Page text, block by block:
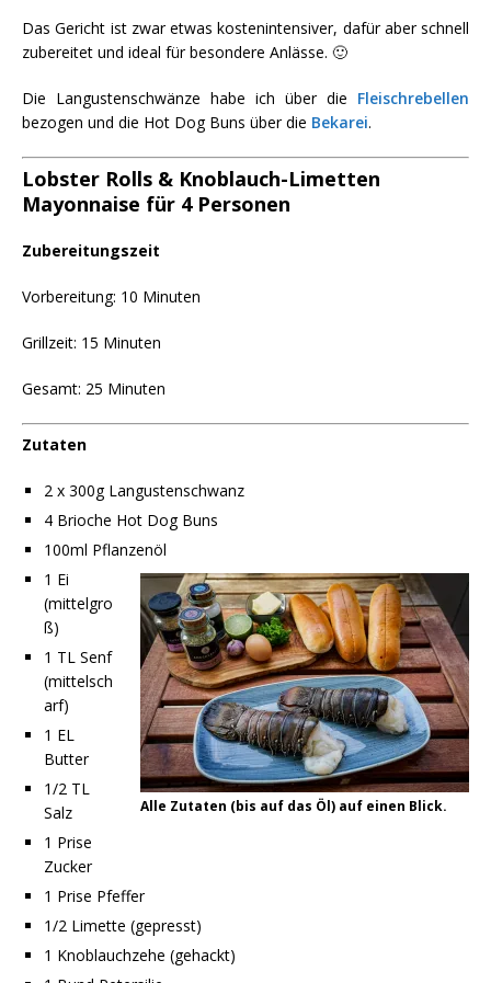
Das Gericht ist zwar etwas kostenintensiver, dafür aber schnell
zubereitet und ideal für besondere Anlässe. 🙂
Die Langustenschwänze habe ich über die Fleischrebellen
bezogen und die Hot Dog Buns über die Bekarei.
Lobster Rolls & Knoblauch-Limetten
Mayonnaise für 4 Personen
Zubereitungszeit
Vorbereitung: 10 Minuten
Grillzeit: 15 Minuten
Gesamt: 25 Minuten
Zutaten
2 x 300g Langustenschwanz
4 Brioche Hot Dog Buns
100ml Pflanzenöl
Alle Zutaten (bis auf das Öl) auf einen Blick.
1 Ei
(mittelgro
ß)
1 TL Senf
(mittelsch
arf)
1 EL
Butter
1/2 TL
Salz
1 Prise
Zucker
1 Prise Pfeffer
1/2 Limette (gepresst)
1 Knoblauchzehe (gehackt)